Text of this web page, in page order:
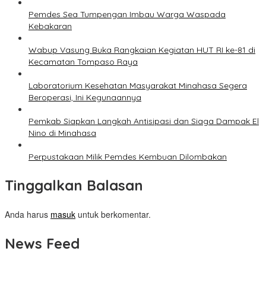
Pemdes Sea Tumpengan Imbau Warga Waspada
Kebakaran
Wabup Vasung Buka Rangkaian Kegiatan HUT RI ke-81 di
Kecamatan Tompaso Raya
Laboratorium Kesehatan Masyarakat Minahasa Segera
Beroperasi, Ini Kegunaannya
Pemkab Siapkan Langkah Antisipasi dan Siaga Dampak El
Nino di Minahasa
Perpustakaan Milik Pemdes Kembuan Dilombakan
Tinggalkan Balasan
Anda harus masuk untuk berkomentar.
News Feed